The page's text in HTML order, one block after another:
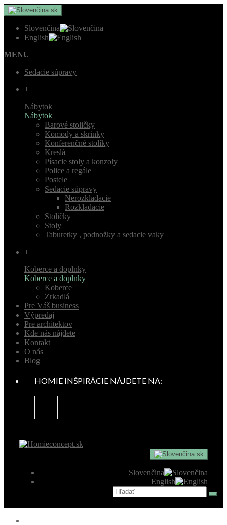
sk
Slovenčina
English
MENU
Sedacie súpravy
+
Nábytok
Nábytok
Barové stoličky
Komody a skrinky
Konferenčné stolíky
Kreslá
Písacie stoly a konzoly
Police a regále
Postele
Sedacie súpravy
Nerozkladacie
Rozkladacie
Stoličky
Stoly
Taburetky , podnožky a sedacie vaky
+
Koberce a doplnky
Koberce a doplnky
Koberce
Zrkadlá
Pre Váš business
Výpredaj
Pre architektov
Kde nás nájdete
Kontakt
O nás
Blog
HOMIE INŠPIRÁCIE NÁJDETE NA:
sk
Slovenčina
English